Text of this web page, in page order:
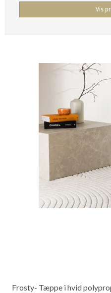
Vis
Frosty- Tæppe i hvid